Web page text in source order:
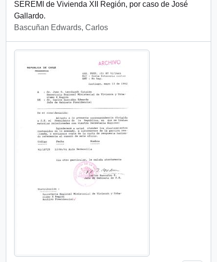
SEREMI de Vivienda XII Región, por caso de José
Gallardo.
Bascuñan Edwards, Carlos